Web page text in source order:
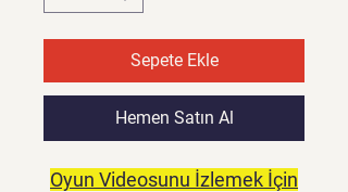
Sepete Ekle
Hemen Satın Al
Oyun Videosunu İzlemek İçin